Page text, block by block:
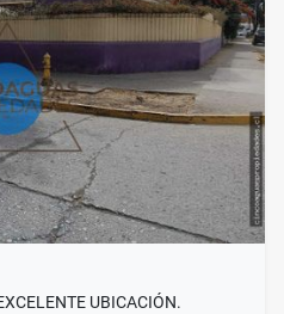
UBICACIÓN.